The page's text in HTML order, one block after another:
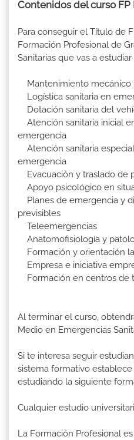
Contenidos del curso FP
Para conseguir el Título de
Formación Profesional de
Sanitarias que vas a
Mantenimiento mecánico
Logística sanitaria en
Dotación sanitaria del
Atención sanitaria inicial
emergencia
Atención sanitaria
emergencia
Evacuación y traslado de
Apoyo psicológico en
Planes de emergencia y
previsibles
Teleemergencias
Anatomofisiología y
Formación y orientación
Empresa e iniciativa
Formación en centros de
Al terminar el curso,
Medio en Emergencias
Si te interesa seguir
sistema formativo
estudiando la siguiente
Cualquier estudio
La Formación Profesional